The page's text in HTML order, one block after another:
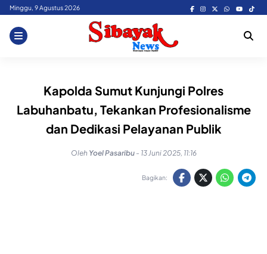
Skip
content
Minggu, 9 Agustus 2026
Kapolda Sumut Kunjungi Polres
Labuhanbatu, Tekankan Profesionalisme
dan Dedikasi Pelayanan Publik
Oleh Yoel Pasaribu - 13 Juni 2025, 11:16
Bagikan: